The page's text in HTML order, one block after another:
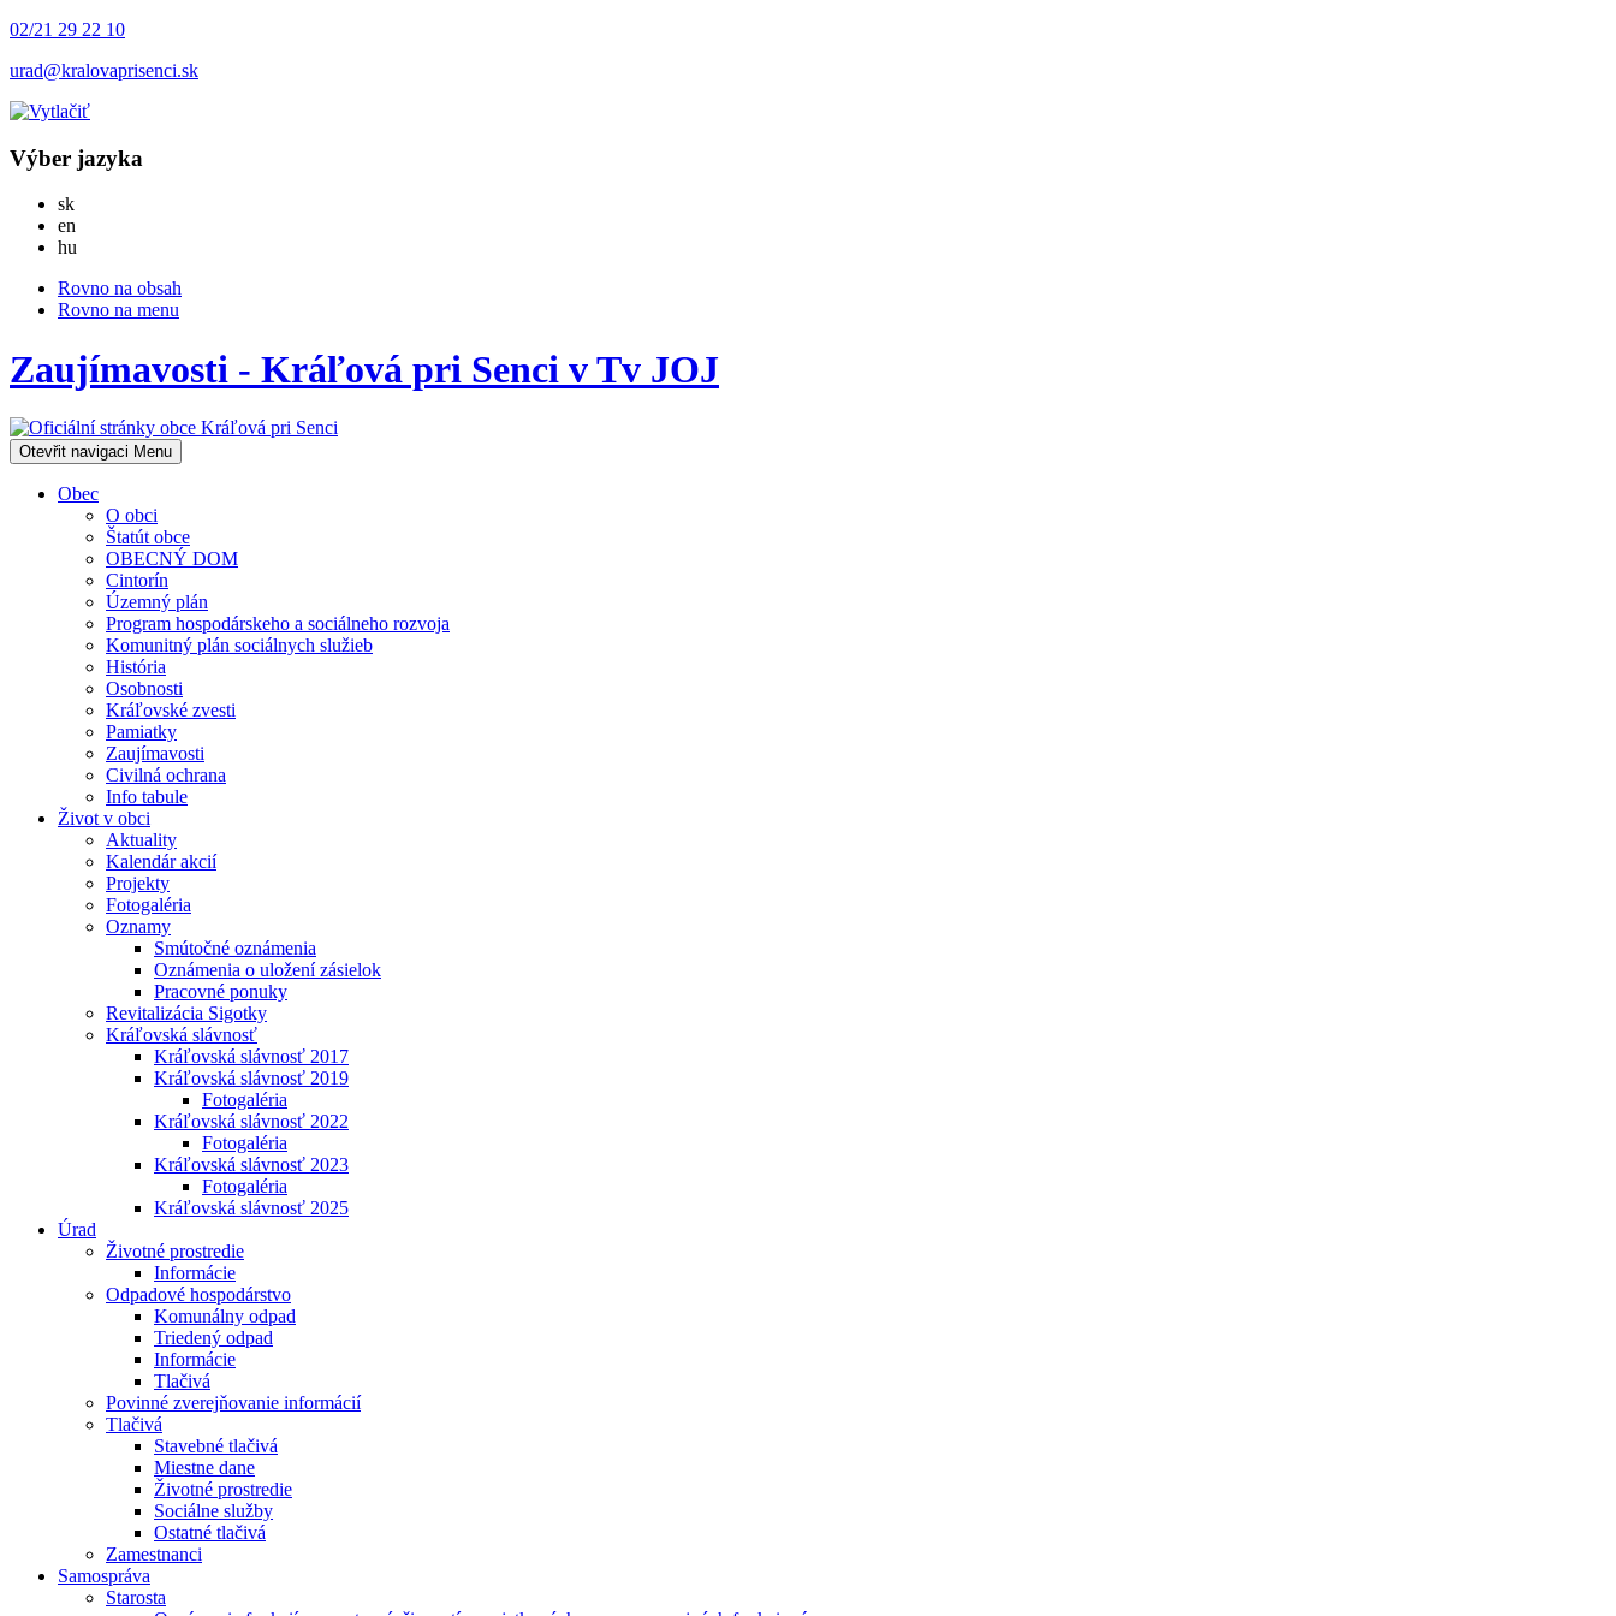
02/21 29 22 10
urad@kralovaprisenci.sk
Výber jazyka
skSlovensky
en
hu
Rovno na obsah
Rovno na menu
Zaujímavosti - Kráľová pri Senci v Tv JOJ
Otevřit navigaci Menu
Obec
O obci
Štatút obce
OBECNÝ DOM
Cintorín
Územný plán
Program hospodárskeho a sociálneho rozvoja
Komunitný plán sociálnych služieb
História
Osobnosti
Kráľovské zvesti
Pamiatky
Zaujímavosti
Civilná ochrana
Info tabule
Život v obci
Aktuality
Kalendár akcií
Projekty
Fotogaléria
Oznamy
Smútočné oznámenia
Oznámenia o uložení zásielok
Pracovné ponuky
Revitalizácia Sigotky
Kráľovská slávnosť
Kráľovská slávnosť 2017
Kráľovská slávnosť 2019
Fotogaléria
Kráľovská slávnosť 2022
Fotogaléria
Kráľovská slávnosť 2023
Fotogaléria
Kráľovská slávnosť 2025
Úrad
Životné prostredie
Informácie
Odpadové hospodárstvo
Komunálny odpad
Triedený odpad
Informácie
Tlačivá
Povinné zverejňovanie informácií
Tlačivá
Stavebné tlačivá
Miestne dane
Životné prostredie
Sociálne služby
Ostatné tlačivá
Zamestnanci
Samospráva
Starosta